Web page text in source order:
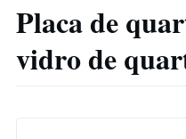
Placa de
vidro de